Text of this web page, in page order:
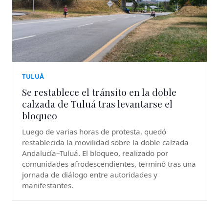
TULUÁ
Se restablece el tránsito en la doble
calzada de Tuluá tras levantarse el
bloqueo
Luego de varias horas de protesta, quedó
restablecida la movilidad sobre la doble calzada
Andalucía–Tuluá. El bloqueo, realizado por
comunidades afrodescendientes, terminó tras una
jornada de diálogo entre autoridades y
manifestantes.